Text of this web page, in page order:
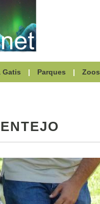
Gatis | Parques | Zoos